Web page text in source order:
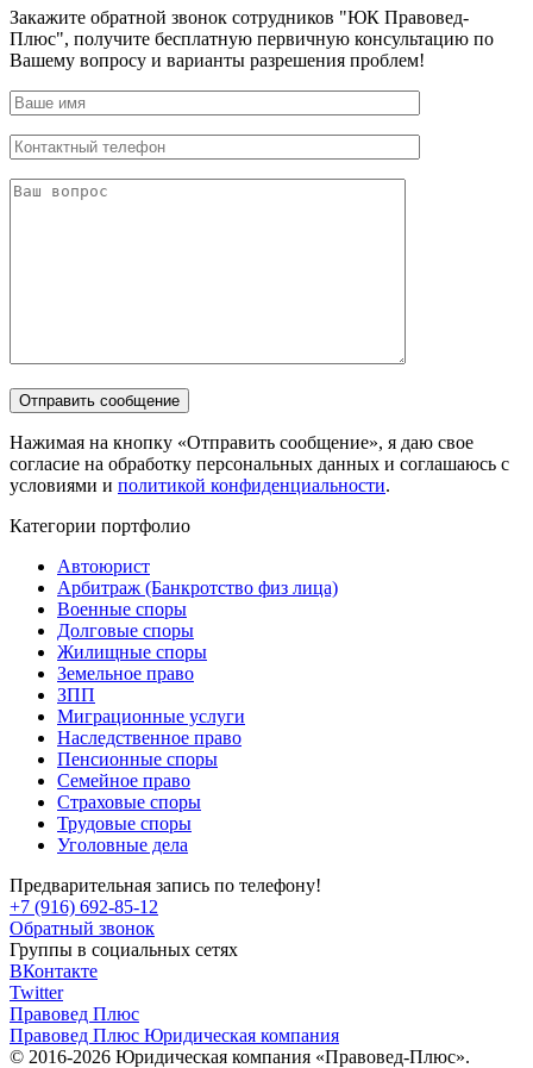
Закажите обратной звонок сотрудников "ЮК Правовед-
Плюс", получите бесплатную первичную консультацию по
Вашему вопросу и варианты разрешения проблем!
Нажимая на кнопку «Отправить сообщение», я даю свое
согласие на обработку персональных данных и соглашаюсь с
условиями и политикой конфиденциальности.
Категории портфолио
Автоюрист
Арбитраж (Банкротство физ лица)
Военные споры
Долговые споры
Жилищные споры
Земельное право
ЗПП
Миграционные услуги
Наследственное право
Пенсионные споры
Семейное право
Страховые споры
Трудовые споры
Уголовные дела
Предварительная запись по телефону!
+7 (916) 692-85-12
Обратный звонок
Группы в социальных сетях
ВКонтакте
Twitter
Правовед Плюс
Правовед Плюс Юридическая компания
© 2016-2026 Юридическая компания «Правовед-Плюс».